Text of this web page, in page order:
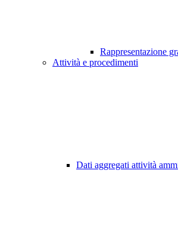
Rappresentazione
Attività e procedimenti
Dati aggregati attività